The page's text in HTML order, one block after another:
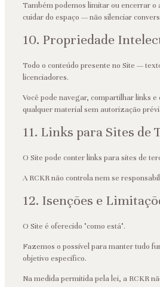
Também podemos limitar ou encerrar o
cuidar do espaço — não silenciar
10. Propriedade
Todo o conteúdo presente no Site —
licenciadores.
Você pode navegar, compartilhar links
qualquer material sem autorização
11. Links para Sites de
O Site pode conter links para sites de
A RCKR não controla nem se
12. Isenções e
O Site é oferecido "como está".
Fazemos o possível para manter tudo
objetivo específico.
Na medida permitida pela lei, a RCKR